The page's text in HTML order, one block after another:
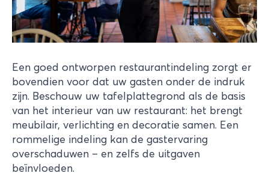
Een goed ontworpen restaurantindeling zorgt er
bovendien voor dat uw gasten onder de indruk
zijn. Beschouw uw tafelplattegrond als de basis
van het interieur van uw restaurant: het brengt
meubilair, verlichting en decoratie samen. Een
rommelige indeling kan de gastervaring
overschaduwen – en zelfs de uitgaven
beïnvloeden.